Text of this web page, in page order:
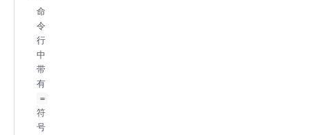
命
令
行
中
带
有
=
符
号